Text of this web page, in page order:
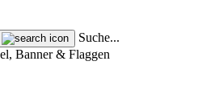
Suche...
Banner & Flaggen